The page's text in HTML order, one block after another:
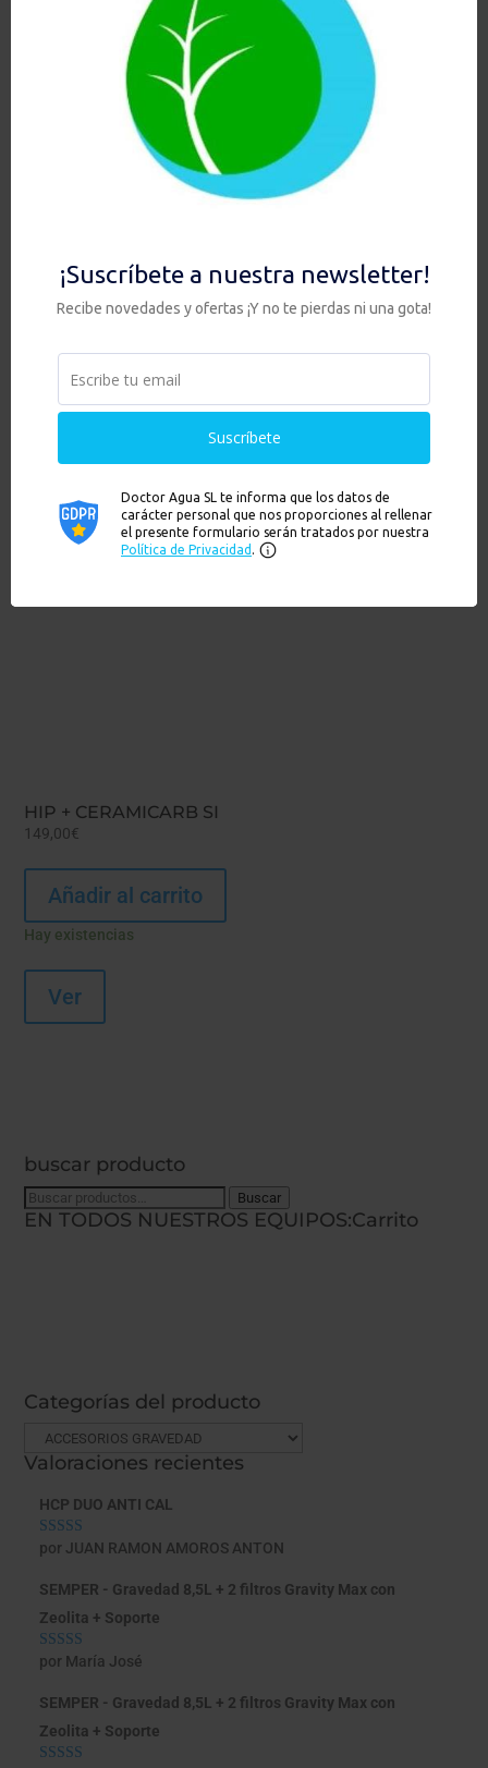
KIT SIN GRIFO
Añadir al carrito
Ver
HIP + CERAMICARB SI
149,00€
Añadir al carrito
Hay existencias
Ver
buscar producto
Buscar
por:
Buscar
EN TODOS NUESTROS EQUIPOS:Carrito
Categorías del producto
Valoraciones recientes
HCP DUO ANTI CAL
Valorado con
por JUAN RAMON AMOROS ANTON
SEMPER - Gravedad 8,5L + 2 filtros Gravity Max con
Zeolita + Soporte
Valorado con
por María José
SEMPER - Gravedad 8,5L + 2 filtros Gravity Max con
Zeolita + Soporte